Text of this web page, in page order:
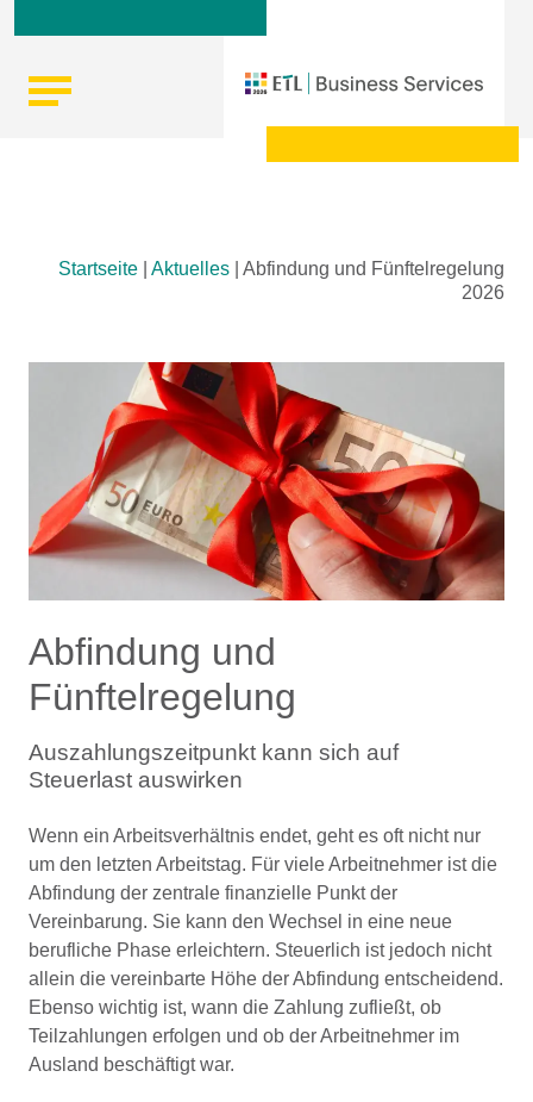
Startseite Aktuelles
Abfindung und Fünftelregelung
2026
Abfindung und
Fünftelregelung
Auszahlungszeitpunkt kann sich auf
Steuerlast auswirken
Wenn ein Arbeitsverhältnis endet, geht es oft nicht nur
um den letzten Arbeitstag. Für viele Arbeitnehmer ist die
Abfindung der zentrale finanzielle Punkt der
Vereinbarung. Sie kann den Wechsel in eine neue
berufliche Phase erleichtern. Steuerlich ist jedoch nicht
allein die vereinbarte Höhe der Abfindung entscheidend.
Ebenso wichtig ist, wann die Zahlung zufließt, ob
Teilzahlungen erfolgen und ob der Arbeitnehmer im
Ausland beschäftigt war.